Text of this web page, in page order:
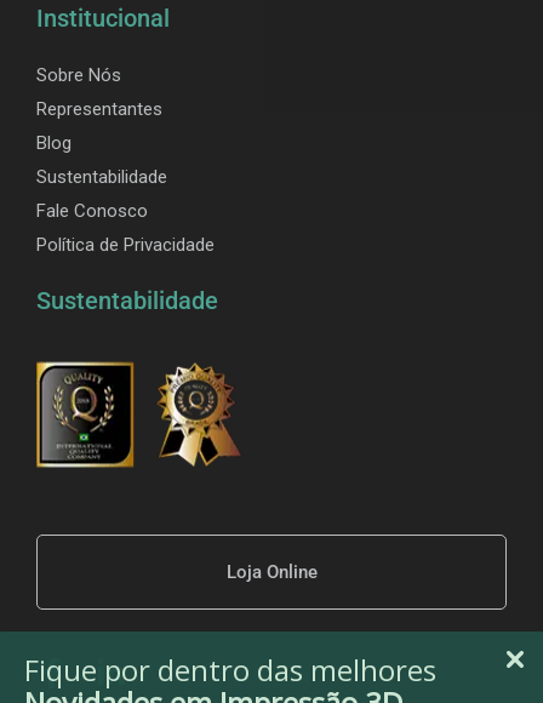
Fique por dentro das melhores
Institucional
Sobre Nós
Representantes
Blog
Sustentabilidade
Fale Conosco
Política de Privacidade
Sustentabilidade
Loja Online